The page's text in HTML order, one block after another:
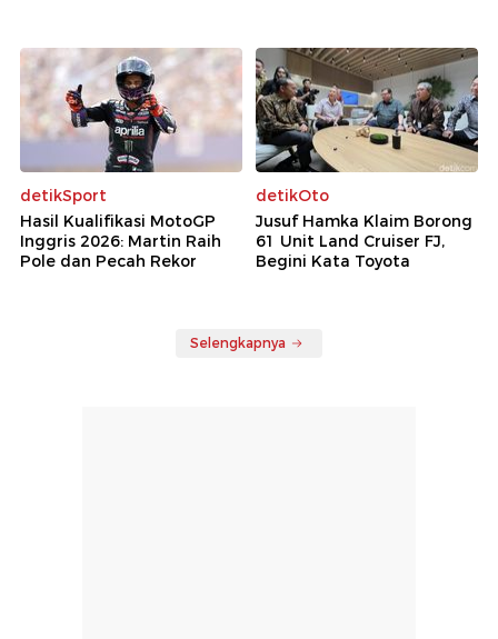
detikSport
Hasil Kualifikasi MotoGP
Inggris 2026: Martin Raih
Pole dan Pecah Rekor
detikOto
Jusuf Hamka Klaim Borong
61 Unit Land Cruiser FJ,
Begini Kata Toyota
Selengkapnya